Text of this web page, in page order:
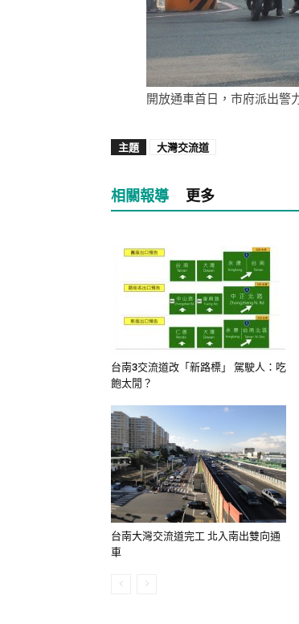
開放通車首日，市府派出警
主題 大灣交流道
相關報導 更多
台南3交流道改「新路標」 駕駛人：吃
飽太閒？
台南大灣交流道完工 北入南出雙向通
車